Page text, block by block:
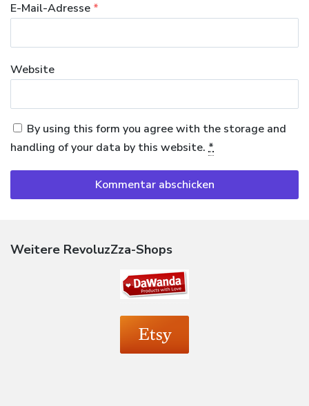
E-Mail-Adresse *
Website
By using this form you agree with the storage and
handling of your data by this website. *
Weitere RevoluzZza-Shops